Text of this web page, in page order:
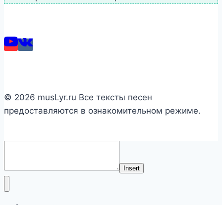
© 2026 musLyr.ru Все тексты песен
предоставляются в ознакомительном режиме.
Insert